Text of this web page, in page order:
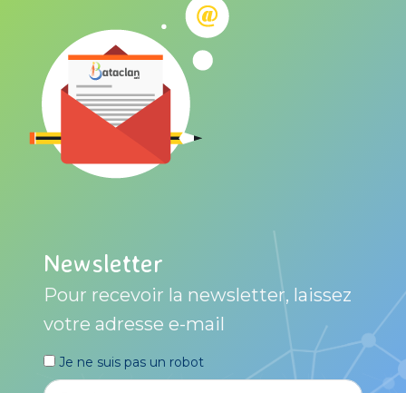
Newsletter
Pour recevoir la newsletter, laissez
votre adresse e-mail
Je ne suis pas un robot